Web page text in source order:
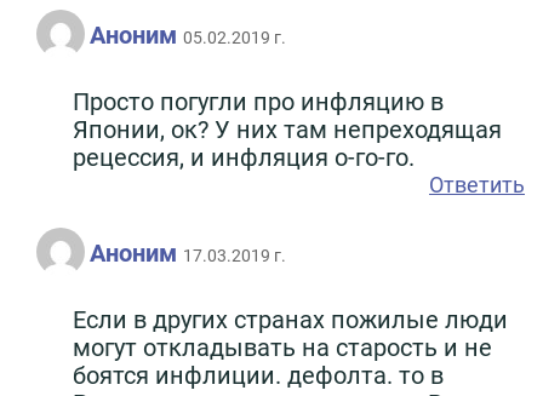
Аноним 05.02.2019 г.
Просто погугли про инфляцию в
Японии, ок? У них там непреходящая
рецессия, и инфляция о-го-го.
Ответить
Аноним 17.03.2019 г.
Если в других странах пожилые люди
могут откладывать на старость и не
боятся инфлиции. дефолта. то в